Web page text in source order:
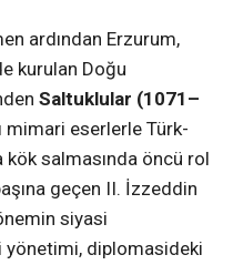
ardından Erzurum,
kurulan Doğu
Saltuklular (1071–
mimari eserlerle Türk-
salmasında öncü rol
geçen II. İzzeddin
siyasi
yönetimi, diplomasideki